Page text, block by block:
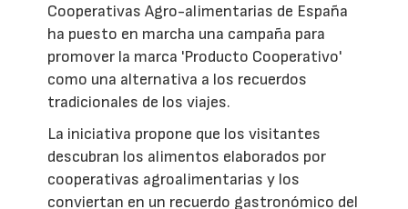
Cooperativas Agro-alimentarias de España
ha puesto en marcha una campaña para
promover la marca 'Producto Cooperativo'
como una alternativa a los recuerdos
tradicionales de los viajes.
La iniciativa propone que los visitantes
descubran los alimentos elaborados por
cooperativas agroalimentarias y los
conviertan en un recuerdo gastronómico del